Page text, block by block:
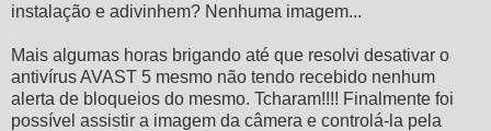
instalação e adivinhem? Nenhuma imagem...
Mais algumas horas brigando até que resolvi desativar o
antivírus AVAST 5 mesmo não tendo recebido nenhum
alerta de bloqueios do mesmo. Tcharam!!!! Finalmente foi
possível assistir a imagem da câmera e controlá-la pela